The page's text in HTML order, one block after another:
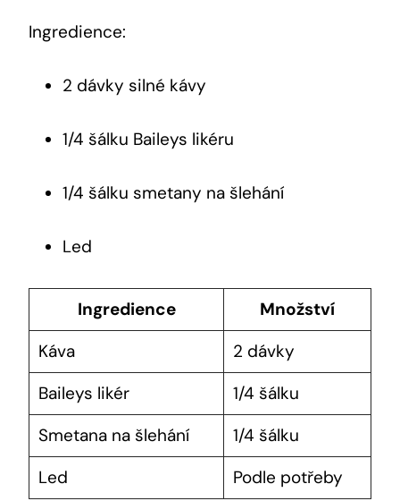
Ingredience:
2 dávky silné kávy
1/4 šálku Baileys likéru
1/4 šálku smetany na šlehání
Led
Ingredience
Množství
Káva
2 dávky
Baileys likér
1/4 šálku
Smetana na šlehání
1/4 šálku
Led
Podle potřeby